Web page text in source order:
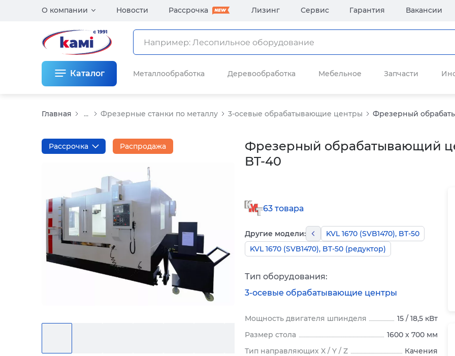
О компании Новости Рассрочка Лизинг Сервис Гарантия Вакансии
Каталог Металлообработка Деревообработка Мебельное Запчасти
Главная ... Фрезерные станки по металлу 3-осевые обрабатывающие центры Фрезерный
Фрезерный обрабатывающий
BT-40
Рассрочка Распродажа
63 товара
Другие модели:
KVL 1670 (SVB1470), BT-50
KVL 1670 (SVB1470), BT-50 (редуктор)
Тип оборудования:
3-осевые обрабатывающие центры
Мощность двигателя шпинделя
15 / 18,5 кВт
Размер стола
1600 x 700 мм
Тип направляющих X / Y / Z
Качения